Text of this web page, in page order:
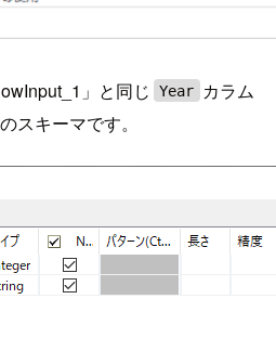
」と同じ Year
カラム
スキーマです。